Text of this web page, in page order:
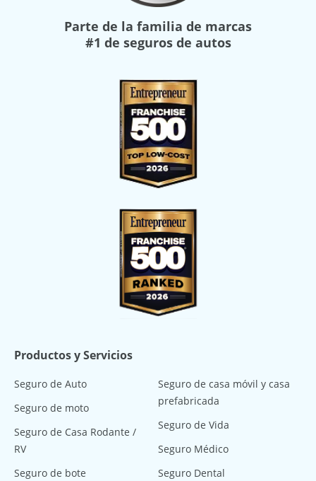
Parte de la familia de marcas
#1 de seguros de autos
Productos y Servicios
Seguro de Auto
Seguro de moto
Seguro de Casa Rodante /
RV
Seguro de bote
Seguro de casa móvil y casa
prefabricada
Seguro de Vida
Seguro Médico
Seguro Dental